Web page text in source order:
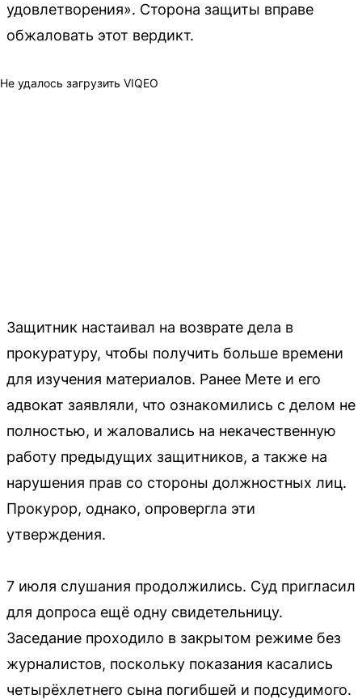
удовлетворения». Сторона защиты вправе
обжаловать этот вердикт.
Не удалось загрузить VIQEO
Защитник настаивал на возврате дела в
прокуратуру, чтобы получить больше времени
для изучения материалов. Ранее Мете и его
адвокат заявляли, что ознакомились с делом не
полностью, и жаловались на некачественную
работу предыдущих защитников, а также на
нарушения прав со стороны должностных лиц.
Прокурор, однако, опровергла эти
утверждения.
7 июля слушания продолжились. Суд пригласил
для допроса ещё одну свидетельницу.
Заседание проходило в закрытом режиме без
журналистов, поскольку показания касались
четырёхлетнего сына погибшей и подсудимого.